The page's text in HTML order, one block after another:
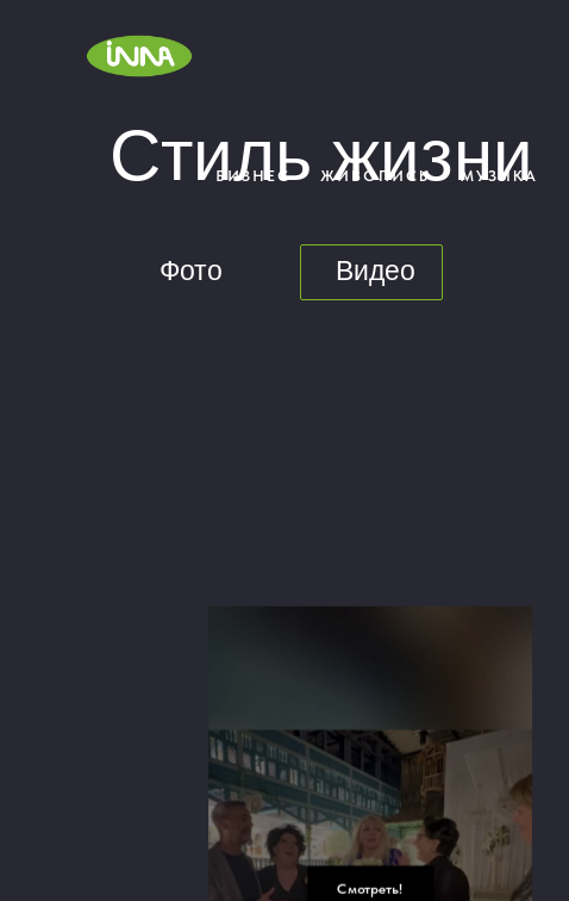
БИЗНЕС ЖИВОПИСЬ МУЗЫКА
Стиль жизни
Видео
Фото
Смотреть!